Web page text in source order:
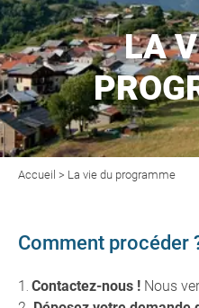
LA
Accueil > La vie du programme
Comment procéder
1 . Contactez-nous ! Nous